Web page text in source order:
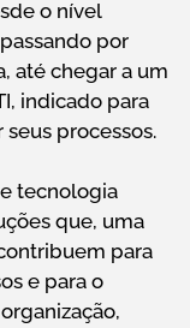
o nível
por
até chegar a um
indicado para
processos.
tecnologia
que, uma
para
e para o